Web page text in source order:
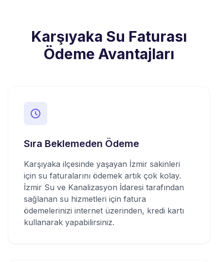
Karşıyaka Su Faturası
Ödeme Avantajları
Sıra Beklemeden Ödeme
Karşıyaka ilçesinde yaşayan İzmir sakinleri
için su faturalarını ödemek artık çok kolay.
İzmir Su ve Kanalizasyon İdaresi tarafından
sağlanan su hizmetleri için fatura
ödemelerinizi internet üzerinden, kredi kartı
kullanarak yapabilirsiniz.